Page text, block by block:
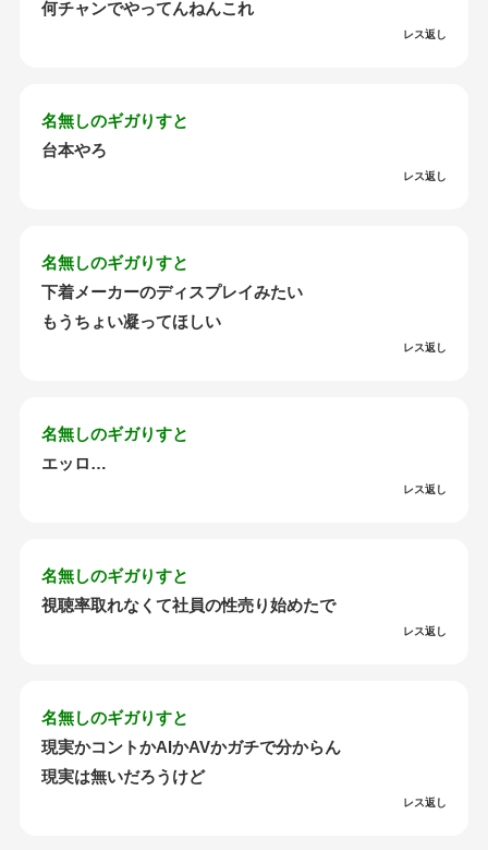
何チャンでやってんねんこれ
レス返し
名無しのギガりすと
台本やろ
レス返し
名無しのギガりすと
下着メーカーのディスプレイみたい
もうちょい凝ってほしい
レス返し
名無しのギガりすと
エッロ…
レス返し
名無しのギガりすと
視聴率取れなくて社員の性売り始めたで
レス返し
名無しのギガりすと
現実かコントかAIかAVかガチで分からん
現実は無いだろうけど
レス返し